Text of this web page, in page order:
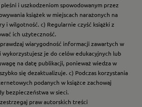
i uszkodzeniom spowodowanym przez
książek w miejscach narażonych na
i wilgotność. c) Regularnie czyść książki z
ich użyteczność.
wiarygodność informacji zawartych w
wykorzystujesz je do celów edukacyjnych lub
na datę publikacji, ponieważ wiedza w
się dezaktualizuje. c) Podczas korzystania
podanych w książce zachowaj
bezpieczeństwa w sieci.
praw autorskich treści